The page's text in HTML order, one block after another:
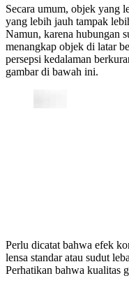
Secara umum, objek yang
yang lebih jauh tampak
Namun, karena hubungan
menangkap objek di latar
persepsi kedalaman
gambar di bawah ini.
Perlu dicatat bahwa efek
lensa standar atau sudut
Perhatikan bahwa kualitas